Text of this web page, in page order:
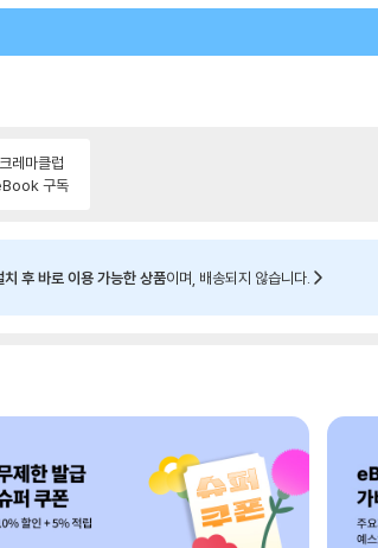
크레마클럽
구독
후 바로 이용 가능한 상품이며, 배송되지 않습니다.